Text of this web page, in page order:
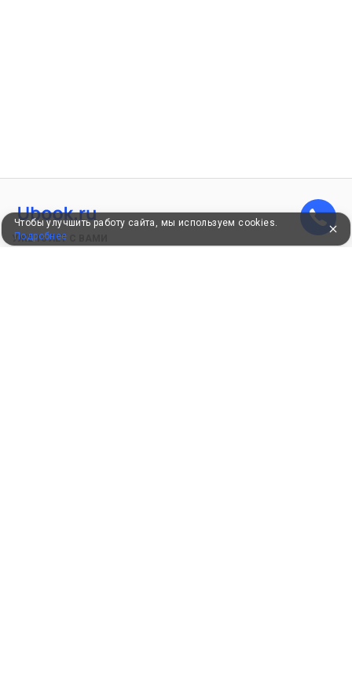
УЖЕ 16 ЛЕТ С ВАМИ
Чтобы улучшить работу сайта, мы используем cookies.
Подробнее